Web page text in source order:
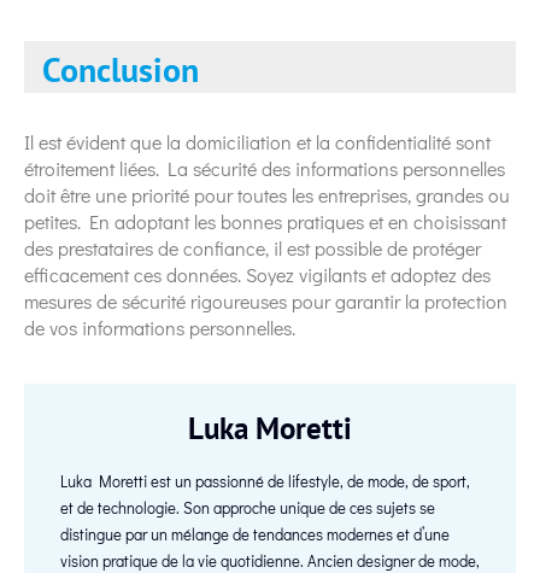
Conclusion
Il est évident que la domiciliation et la confidentialité sont
étroitement liées. La sécurité des informations personnelles
doit être une priorité pour toutes les entreprises, grandes ou
petites. En adoptant les bonnes pratiques et en choisissant
des prestataires de confiance, il est possible de protéger
efficacement ces données. Soyez vigilants et adoptez des
mesures de sécurité rigoureuses pour garantir la protection
de vos informations personnelles.
Luka Moretti
Luka Moretti est un passionné de lifestyle, de mode, de sport,
et de technologie. Son approche unique de ces sujets se
distingue par un mélange de tendances modernes et d’une
vision pratique de la vie quotidienne. Ancien designer de mode,